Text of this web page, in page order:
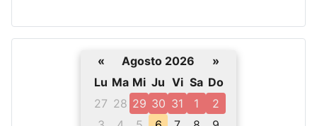
« Agosto 2026
»
Lu Ma Mi Ju Vi Sa Do
27 28 29 30 31 1
2